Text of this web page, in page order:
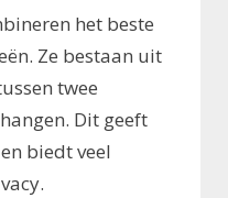
het beste
Ze bestaan uit
twee
Dit geeft
biedt veel